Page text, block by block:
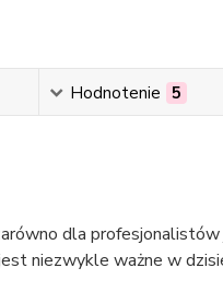
Hodnotenie 5
dla
niezwykle ważne w